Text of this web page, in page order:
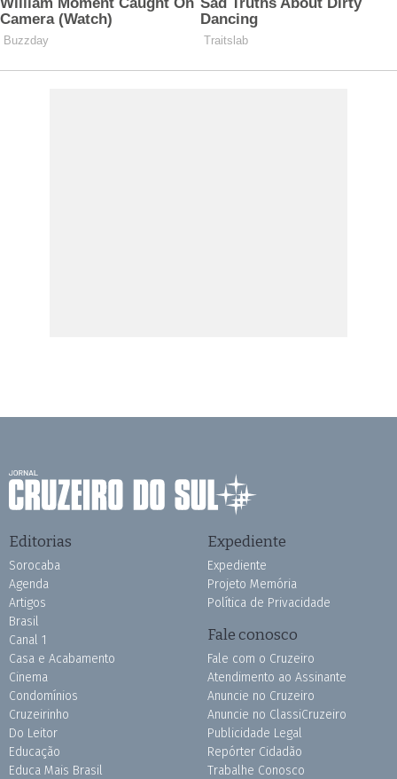
Editorias
Sorocaba
Agenda
Artigos
Brasil
Canal 1
Casa e Acabamento
Cinema
Condomínios
Cruzeirinho
Do Leitor
Educação
Educa Mais Brasil
Expediente
Expediente
Projeto Memória
Política de Privacidade
Fale conosco
Fale com o Cruzeiro
Atendimento ao Assinante
Anuncie no Cruzeiro
Anuncie no ClassiCruzeiro
Publicidade Legal
Repórter Cidadão
Trabalhe Conosco